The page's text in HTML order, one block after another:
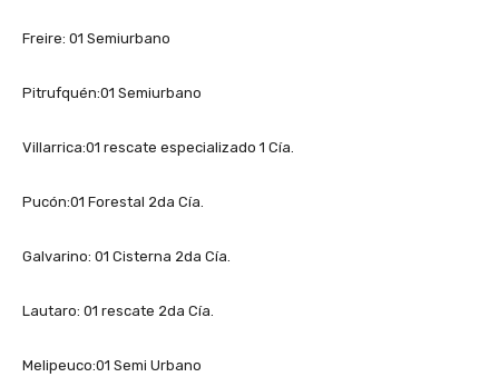
Freire: 01 Semiurbano
Pitrufquén:01 Semiurbano
Villarrica:01 rescate especializado 1 Cía.
Pucón:01 Forestal 2da Cía.
Galvarino: 01 Cisterna 2da Cía.
Lautaro: 01 rescate 2da Cía.
Melipeuco:01 Semi Urbano